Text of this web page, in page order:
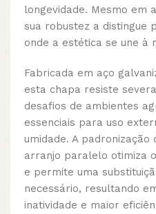
longevidade. Mesmo em
sua robustez a distingue
onde a estética se une à
Fabricada em aço
esta chapa resiste
desafios de ambientes
essenciais para uso
umidade. A
arranjo paralelo otimiza
e permite uma
necessário, resultando
inatividade e maior